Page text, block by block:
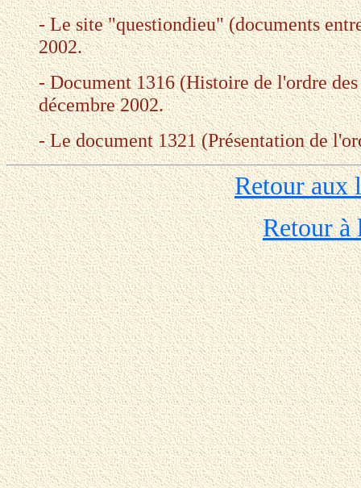
- Le site "questiondieu" (documents
2002.
- Document 1316 (Histoire de l'ordre
décembre 2002.
- Le document 1321 (Présentation de
Retour aux
Retour à